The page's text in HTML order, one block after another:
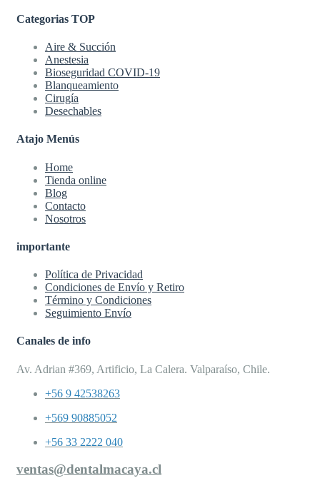
Categorias TOP
Aire & Succión
Anestesia
Bioseguridad COVID-19
Blanqueamiento
Cirugía
Desechables
Atajo Menús
Home
Tienda online
Blog
Contacto
Nosotros
importante
Política de Privacidad
Condiciones de Envío y Retiro
Término y Condiciones
Seguimiento Envío
Canales de info
Av. Adrian #369, Artificio, La Calera. Valparaíso, Chile.
+56 9 42538263
+569 90885052
+56 33 2222 040
ventas@dentalmacaya.cl